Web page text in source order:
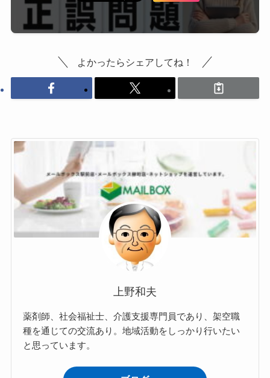
よかったらシェアしてね！
上野和夫
薬剤師、社会福祉士、介護支援専門員であり、架空職
種を通じての交流あり。地域活動をしっかり行いたい
と思っています。